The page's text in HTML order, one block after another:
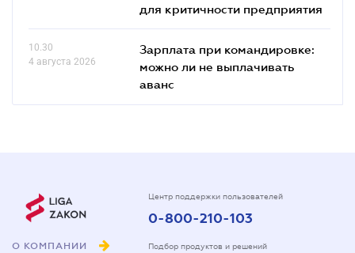
для критичности предприятия
10.30
4 августа 2026
Зарплата при командировке:
можно ли не выплачивать
аванс
О КОМПАНИИ
Центр поддержки пользователей
0-800-210-103
Подбор продуктов и решений